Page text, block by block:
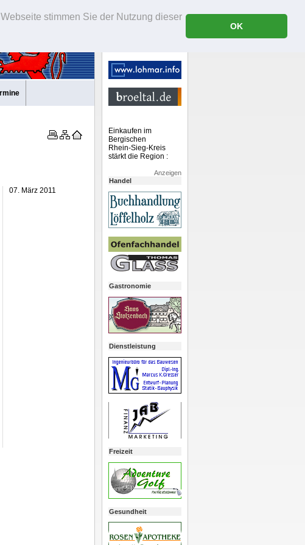
stimmen Sie der Nutzung dieser
OK
07. März 2011
Einkaufen im
Bergischen
Rhein-Sieg-Kreis
stärkt die Region :
Anzeigen
Handel
Gastronomie
Dienstleistung
Freizeit
Gesundheit